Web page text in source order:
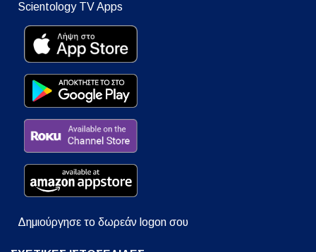
Scientology TV Apps
Δημιούργησε το δωρεάν logon σου